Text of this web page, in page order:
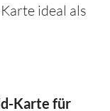
ideal als
Karte für